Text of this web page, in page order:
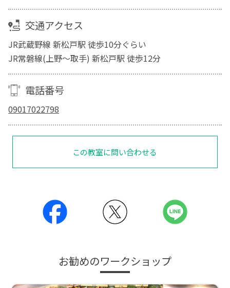
交通アクセス
JR武蔵野線 新松戸駅 徒歩10分ぐらい
JR常磐線(上野～取手) 新松戸駅 徒歩12分
電話番号
09017022798
この教室に問い合わせる
お勧めのワークショップ